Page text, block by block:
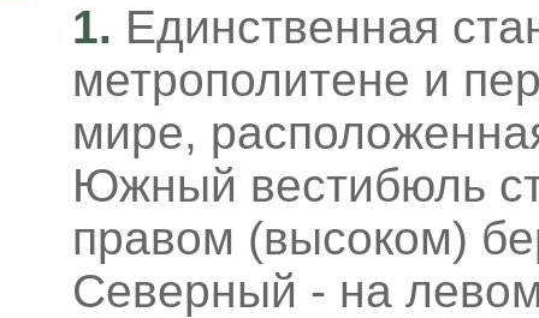
1. Единственная
метрополитене и
мире,
Южный вестибюль
правом (высоком)
Северный - на